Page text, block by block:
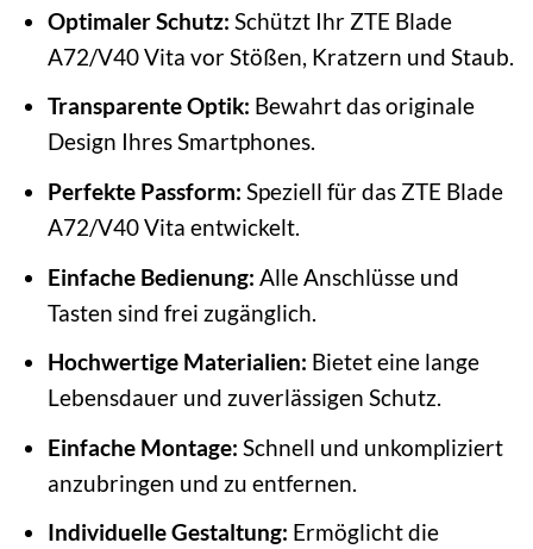
Optimaler Schutz: Schützt Ihr ZTE Blade
A72/V40 Vita vor Stößen, Kratzern und Staub.
Transparente Optik: Bewahrt das originale
Design Ihres Smartphones.
Perfekte Passform: Speziell für das ZTE Blade
A72/V40 Vita entwickelt.
Einfache Bedienung: Alle Anschlüsse und
Tasten sind frei zugänglich.
Hochwertige Materialien: Bietet eine lange
Lebensdauer und zuverlässigen Schutz.
Einfache Montage: Schnell und unkompliziert
anzubringen und zu entfernen.
Individuelle Gestaltung: Ermöglicht die